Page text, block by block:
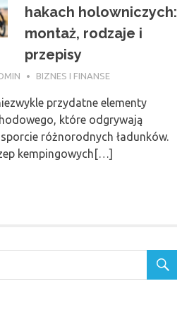
hakach holowniczych:
montaż, rodzaje i
przepisy
BIZNES I FINANSE
przydatne elementy
które odgrywają
różnorodnych ładunków.
kempingowych[…]